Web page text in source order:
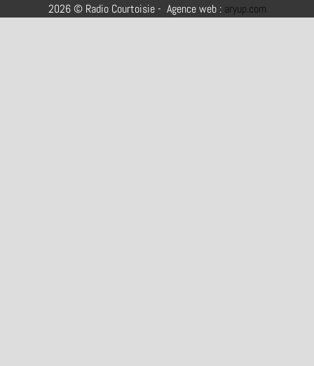
2026 © Radio Courtoisie - Agence web : aryup.com